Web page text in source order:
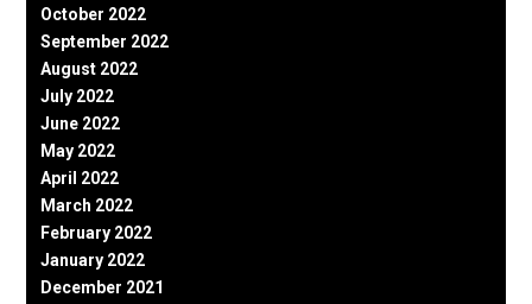
October 2022
September 2022
August 2022
July 2022
June 2022
May 2022
April 2022
March 2022
February 2022
January 2022
December 2021